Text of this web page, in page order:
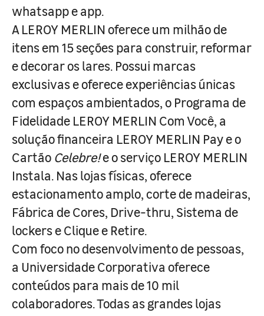
whatsapp e app.
A LEROY MERLIN oferece um milhão de
itens em 15 seções para construir, reformar
e decorar os lares. Possui marcas
exclusivas e oferece experiências únicas
com espaços ambientados, o Programa de
Fidelidade LEROY MERLIN Com Você, a
solução financeira LEROY MERLIN Pay e o
Cartão Celebre!e o serviço LEROY MERLIN
Instala. Nas lojas físicas, oferece
estacionamento amplo, corte de madeiras,
Fábrica de Cores, Drive-thru, Sistema de
lockers e Clique e Retire.
Com foco no desenvolvimento de pessoas,
a Universidade Corporativa oferece
conteúdos para mais de 10 mil
colaboradores. Todas as grandes lojas